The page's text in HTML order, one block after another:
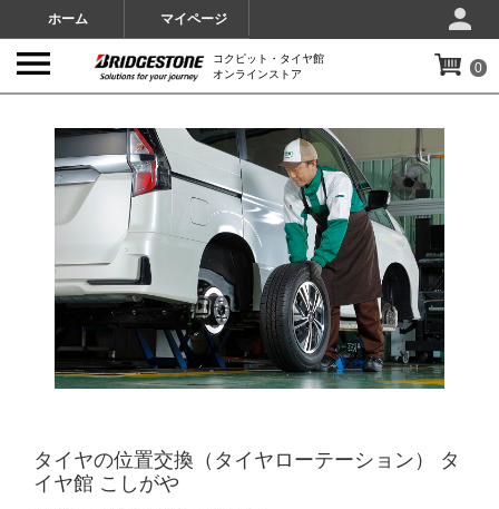
ホーム マイページ
コクピット・タイヤ館
オンラインストア
0
タイヤの位置交換（タイヤローテーション） タ
イヤ館 こしがや